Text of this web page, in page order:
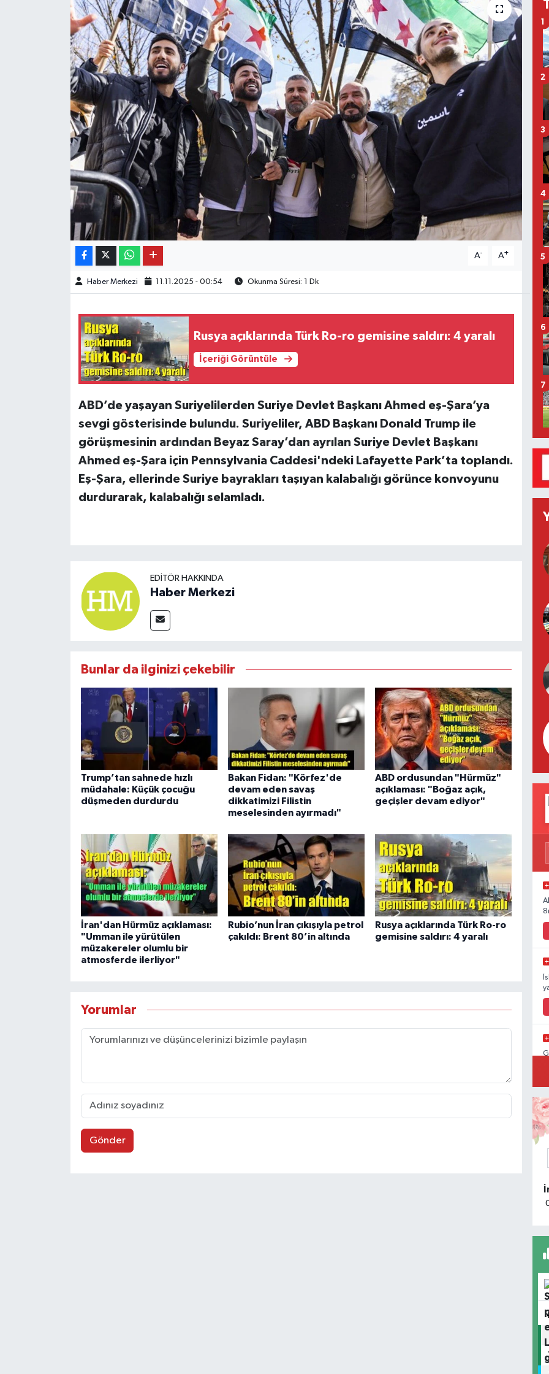
A- A+
Haber Merkezi 11.11.2025 - 00:54 Okunma Süresi: 1 Dk
Rusya açıklarında Türk Ro-ro gemisine saldırı: 4 yaralı
İçeriği Görüntüle
ABD’de yaşayan Suriyelilerden Suriye Devlet Başkanı Ahmed eş-Şara’ya
sevgi gösterisinde bulundu. Suriyeliler, ABD Başkanı Donald Trump ile
görüşmesinin ardından Beyaz Saray’dan ayrılan Suriye Devlet Başkanı
Ahmed eş-Şara için Pennsylvania Caddesi'ndeki Lafayette Park’ta toplandı.
Eş-Şara, ellerinde Suriye bayrakları taşıyan kalabalığı görünce konvoyunu
durdurarak, kalabalığı selamladı.
EDITÖR HAKKINDA
Haber Merkezi
Bunlar da ilginizi çekebilir
Trump’tan sahnede hızlı
müdahale: Küçük çocuğu
düşmeden durdurdu
Bakan Fidan: "Körfez'de
devam eden savaş
dikkatimizi Filistin
meselesinden ayırmadı"
ABD ordusundan "Hürmüz"
açıklaması: "Boğaz açık,
geçişler devam ediyor"
İran'dan Hürmüz açıklaması:
"Umman ile yürütülen
müzakereler olumlu bir
atmosferde ilerliyor"
Rubio’nun İran çıkışıyla petrol
çakıldı: Brent 80’in altında
Rusya açıklarında Türk Ro-ro
gemisine saldırı: 4 yaralı
Yorumlar
Gönder
1
2
3
4
5
6
7
OTO DETAY
SAĞLIK
SON DAKİKA
FİNANS